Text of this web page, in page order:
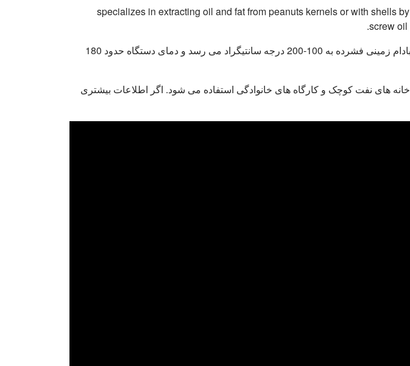
specializes in extracting oil and fat from peanuts kernels or with shells
screw oil
این دستگاه پرس روغن بادام زمینی دارای نرخ استخراج روغن 43-54% است. دما برای بادام زمینی فشرده به 100-200 درجه سانتیگراد می رسد و دمای دستگاه حدود 180
های نفت کوچک و کارگاه های خانوادگی استفاده می شود. اگر اطلاعات بیشتری